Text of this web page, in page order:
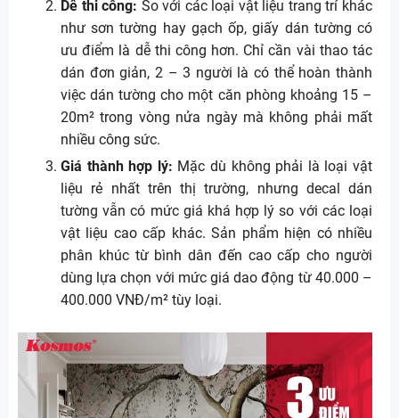
Dễ thi công: So với các loại vật liệu trang trí khác
như sơn tường hay gạch ốp, giấy dán tường có
ưu điểm là dễ thi công hơn. Chỉ cần vài thao tác
dán đơn giản, 2 – 3 người là có thể hoàn thành
việc dán tường cho một căn phòng khoảng 15 –
20m² trong vòng nửa ngày mà không phải mất
nhiều công sức.
Giá thành hợp lý: Mặc dù không phải là loại vật
liệu rẻ nhất trên thị trường, nhưng decal dán
tường vẫn có mức giá khá hợp lý so với các loại
vật liệu cao cấp khác. Sản phẩm hiện có nhiều
phân khúc từ bình dân đến cao cấp cho người
dùng lựa chọn với mức giá dao động từ 40.000 –
400.000 VNĐ/m² tùy loại.